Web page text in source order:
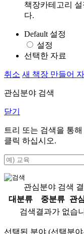
책장카테고리
다.
Default 설정
설정
선택한 자료
취소 새 책장 만들어 자
관심분야 검색
닫기
트리 또는 검색을 통
클릭 하십시오.
관심분야 검색
대분류
중분류
관
검색결과가 없습
선택된 분야 (선택분